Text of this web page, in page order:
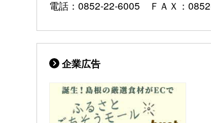
電話：0852-22-6005 ＦＡＸ：
企業広告